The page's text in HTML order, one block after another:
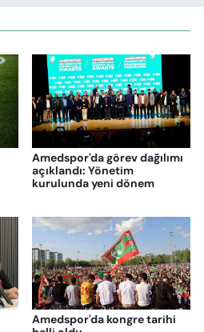
Amedspor'da görev dağılımı
açıklandı: Yönetim
kurulunda yeni dönem
Amedspor'da kongre tarihi